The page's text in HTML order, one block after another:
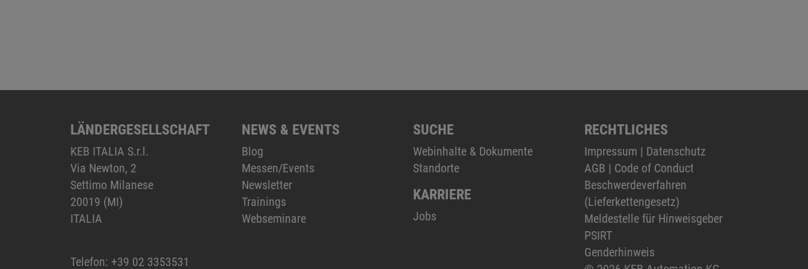
LÄNDERGESELLSCHAFT
KEB ITALIA S.r.l.
Via Newton, 2
Settimo Milanese
20019 (MI)
ITALIA
Telefon: +39 02 3353531
NEWS & EVENTS
Blog
Messen/Events
Newsletter
Trainings
Webseminare
SUCHE
Webinhalte & Dokumente
Standorte
KARRIERE
Jobs
RECHTLICHES
Impressum | Datenschutz
AGB | Code of Conduct
Beschwerdeverfahren
(Lieferkettengesetz)
Meldestelle für Hinweisgeber
PSIRT
Genderhinweis